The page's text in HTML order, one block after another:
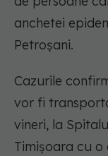
anchetei
Petroşani.
Cazurile
vor fi
vineri, la
Timişoara cu